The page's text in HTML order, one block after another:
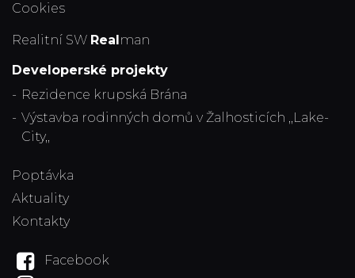
Cookies
Realitní SW Real man
Developerské projekty
Rezidence krupská Brána
Výstavba rodinných domů v Žalhosticích ,,Lake-
City,,
Poptávka
Aktuality
Kontakty
Facebook